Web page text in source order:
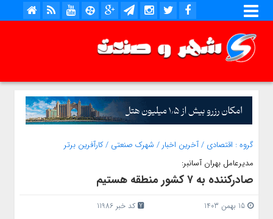
گروه : اقتصادی /آخرین اخبار / شهرک صنعتی /کارآفرین برتر
مدیرعامل بهران آسانبر:
صادرکننده به ۷ کشور منطقه هستیم
15 بهمن 1403
کد خبر 11986